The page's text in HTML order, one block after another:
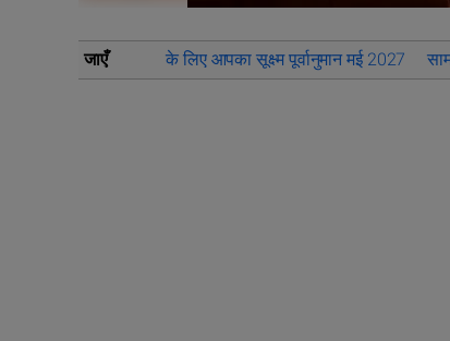
जाएँ के लिए आपका सूक्ष्म पूर्वानुमान मई 2027